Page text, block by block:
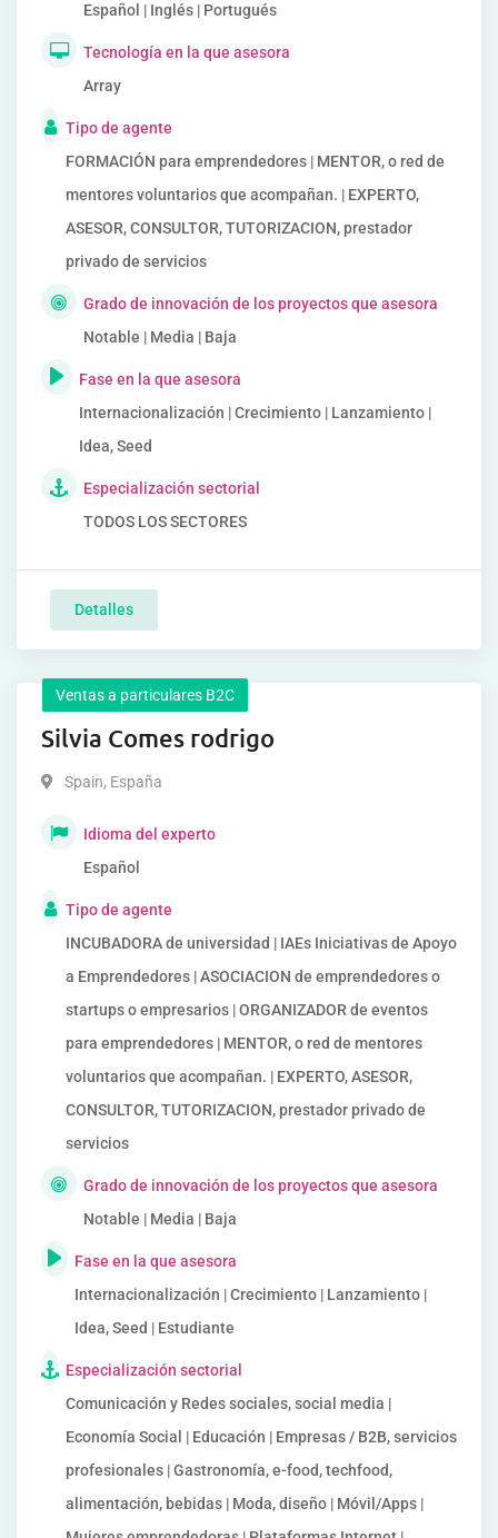
Español | Inglés | Portugués
Tecnología en la que asesora
Array
Tipo de agente
FORMACIÓN para emprendedores | MENTOR, o red de
mentores voluntarios que acompañan. | EXPERTO,
ASESOR, CONSULTOR, TUTORIZACION, prestador
privado de servicios
Grado de innovación de los proyectos que asesora
Notable | Media | Baja
Fase en la que asesora
Internacionalización | Crecimiento | Lanzamiento |
Idea, Seed
Especialización sectorial
TODOS LOS SECTORES
Detalles
Ventas a particulares B2C
Silvia Comes rodrigo
Spain, España
Idioma del experto
Español
Tipo de agente
INCUBADORA de universidad | IAEs Iniciativas de Apoyo
a Emprendedores | ASOCIACION de emprendedores o
startups o empresarios | ORGANIZADOR de eventos
para emprendedores | MENTOR, o red de mentores
voluntarios que acompañan. | EXPERTO, ASESOR,
CONSULTOR, TUTORIZACION, prestador privado de
servicios
Grado de innovación de los proyectos que asesora
Notable | Media | Baja
Fase en la que asesora
Internacionalización | Crecimiento | Lanzamiento |
Idea, Seed | Estudiante
Especialización sectorial
Comunicación y Redes sociales, social media |
Economía Social | Educación | Empresas / B2B, servicios
profesionales | Gastronomía, e-food, techfood,
alimentación, bebidas | Moda, diseño | Móvil/Apps |